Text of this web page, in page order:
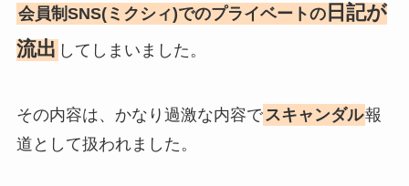
会員制SNS(ミクシィ)でのプライベートの日記が
流出 してしまいました。
その内容は、かなり過激な内容でスキャンダル報
道として扱われました。